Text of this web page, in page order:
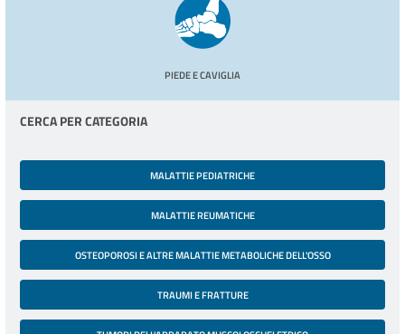
PIEDE E CAVIGLIA
CERCA PER CATEGORIA
MALATTIE PEDIATRICHE
MALATTIE REUMATICHE
OSTEOPOROSI E ALTRE MALATTIE METABOLICHE DELL'OSSO
TRAUMI E FRATTURE